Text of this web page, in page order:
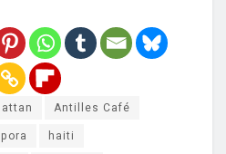
Antilles Café
haiti